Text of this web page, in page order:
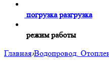
погрузка разгрузка
режим работы
Главная›Водопровод.